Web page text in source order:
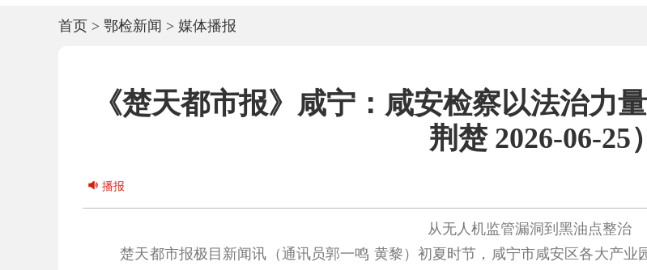
首页 > 鄂检新闻 > 媒体播报
《楚天都市报》咸宁：咸安检察以法治力
荆楚 2026-06-25）
播报
从无人机监管漏洞到黑油点整治
楚天都市报极目新闻讯（通讯员郭一鸣 黄黎）初夏时节，咸宁市咸安区各大产业